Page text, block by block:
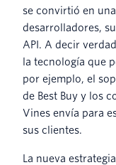
se convirtió en
desarrolladores,
API. A decir
la tecnología que
por ejemplo, el
de Best Buy y los
Vines envía para
sus clientes.
La nueva